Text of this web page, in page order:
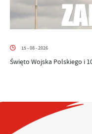
15 - 08 - 2026
Święto Wojska Polskiego i